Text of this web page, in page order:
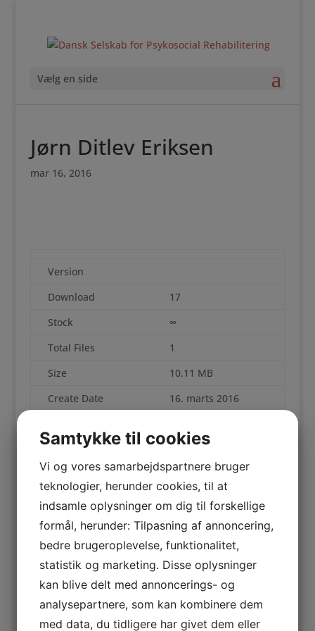
Vælg en side
Jørn Ditlev Eriksen
mar 16, 2016
Version
Download
17
Stock
∞
Total Files
1
Size
10.11 MB
Create Date
16. marts 2016
File Action
2015.Jørn_Eriksen.pdf Download
Download
Del dette med...
Samtykke til cookies
Vi og vores samarbejdspartnere bruger
teknologier, herunder cookies, til at
indsamle oplysninger om dig til forskellige
formål, herunder: Tilpasning af annoncering,
bedre brugeroplevelse, funktionalitet,
statistik og marketing. Disse oplysninger
kan blive delt med annoncerings- og
analysepartnere, som kan kombinere dem
med data, du tidligere har givet dem eller